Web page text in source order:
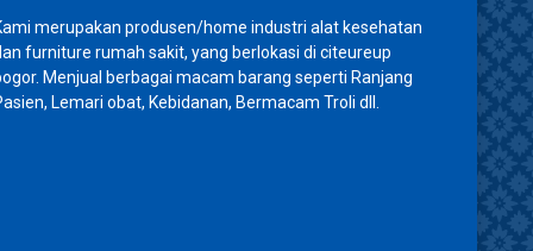
merupakan produsen/home industri alat kesehatan
furniture rumah sakit, yang berlokasi di citeureup
Menjual berbagai macam barang seperti Ranjang
Lemari obat, Kebidanan, Bermacam Troli dll.